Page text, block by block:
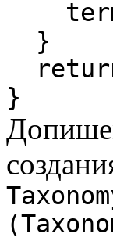
term
}
}